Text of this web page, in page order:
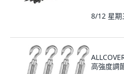
8/12 星期
高強度調